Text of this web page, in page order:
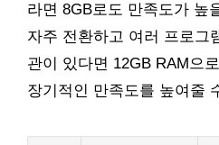
라면 8GB로도 만족도가 높
자주 전환하고 여러 프로그
관이 있다면 12GB RAM으
장기적인 만족도를 높여줄